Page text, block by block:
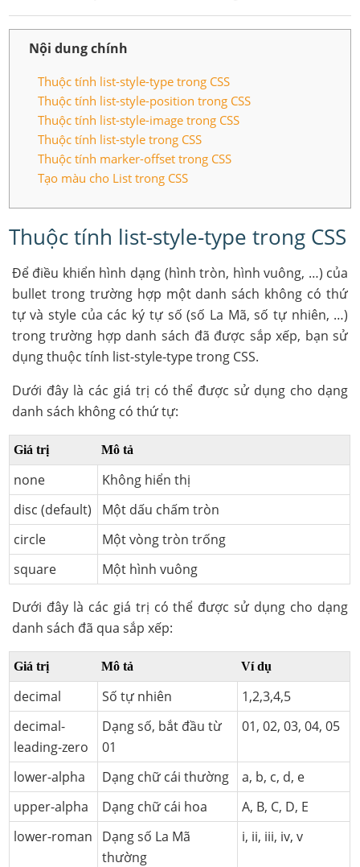
Nội dung chính
Thuộc tính list-style-type trong CSS
Thuộc tính list-style-position trong CSS
Thuộc tính list-style-image trong CSS
Thuộc tính list-style trong CSS
Thuộc tính marker-offset trong CSS
Tạo màu cho List trong CSS
Thuộc tính list-style-type trong CSS
Để điều khiển hình dạng (hình tròn, hình vuông, …) của
bullet trong trường hợp một danh sách không có thứ
tự và style của các ký tự số (số La Mã, số tự nhiên, …)
trong trường hợp danh sách đã được sắp xếp, bạn sử
dụng thuộc tính list-style-type trong CSS.
Dưới đây là các giá trị có thể được sử dụng cho dạng
danh sách không có thứ tự:
Giá trị Mô tả
none
Không hiển thị
disc (default)
Một dấu chấm tròn
circle
Một vòng tròn trống
square
Một hình vuông
Dưới đây là các giá trị có thể được sử dụng cho dạng
danh sách đã qua sắp xếp:
Giá trị Mô tả Ví dụ
decimal Số tự nhiên
1,2,3,4,5
decimal-
leading-zero
Dạng số, bắt đầu từ
01
01, 02, 03, 04, 05
lower-alpha Dạng chữ cái thường
a, b, c, d, e
upper-alpha
Dạng chữ cái hoa
A, B, C, D, E
lower-roman
Dạng số La Mã
thường
i, ii, iii, iv, v